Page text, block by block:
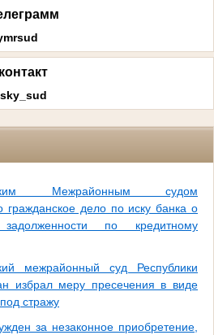
Межрайонным судом
гражданское дело по иску банка о
задолженности по кредитному
межрайонный суд Республики
избрал меру пресечения в виде
стражу
за незаконное приобретение,